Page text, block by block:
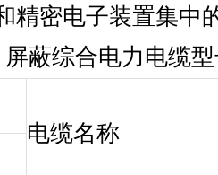
精密电子装置集中
屏蔽综合电力电缆
电缆名称